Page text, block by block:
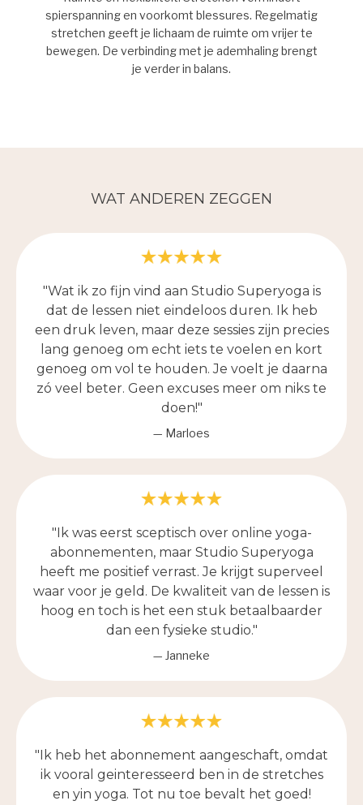
spierspanning en voorkomt blessures. Regelmatig
stretchen geeft je lichaam de ruimte om vrijer te
bewegen. De verbinding met je ademhaling brengt
je verder in balans.
WAT ANDEREN ZEGGEN
"Wat ik zo fijn vind aan Studio Superyoga is
dat de lessen niet eindeloos duren. Ik heb
een druk leven, maar deze sessies zijn precies
lang genoeg om echt iets te voelen en kort
genoeg om vol te houden. Je voelt je daarna
zó veel beter. Geen excuses meer om niks te
doen!"
— Marloes
"Ik was eerst sceptisch over online yoga-
abonnementen, maar Studio Superyoga
heeft me positief verrast. Je krijgt superveel
waar voor je geld. De kwaliteit van de lessen is
hoog en toch is het een stuk betaalbaarder
dan een fysieke studio."
— Janneke
"Ik heb het abonnement aangeschaft, omdat
ik vooral geinteresseerd ben in de stretches
en yin yoga. Tot nu toe bevalt het goed!